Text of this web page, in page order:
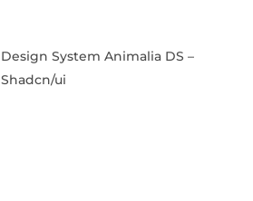
Design System Animalia DS –
Shadcn/ui